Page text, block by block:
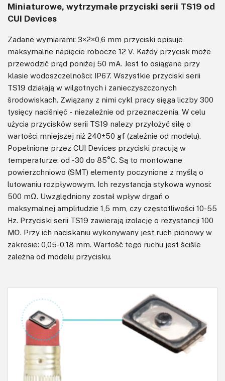
Miniaturowe, wytrzymałe przyciski serii TS19 od
CUI Devices
Zadane wymiarami: 3×2×0,6 mm przyciski opisuje
maksymalne napięcie robocze 12 V. Każdy przycisk może
przewodzić prąd poniżej 50 mA. Jest to osiągane przy
klasie wodoszczelności: IP67. Wszystkie przyciski serii
TS19 działają w wilgotnych i zanieczyszczonych
środowiskach. Związany z nimi cykl pracy sięga liczby 300
tysięcy naciśnięć - niezależnie od przeznaczenia. W celu
użycia przycisków serii TS19 nalezy przyłożyć siłę o
wartości mniejszej niż 240±50 gf (zależnie od modelu).
Popełnione przez CUI Devices przyciski pracują w
temperaturze: od -30 do 85°C. Są to montowane
powierzchniowo (SMT) elementy poczynione z myślą o
lutowaniu rozpływowym. Ich rezystancja stykowa wynosi:
500 mΩ. Uwzględniony został wpływ drgań o
maksymalnej amplitudzie 1,5 mm, czy częstotliwości 10-55
Hz. Przyciski serii TS19 zawierają izolację o rezystancji 100
MΩ. Przy ich naciskaniu wykonywany jest ruch pionowy w
zakresie: 0,05-0,18 mm. Wartość tego ruchu jest ściśle
zależna od modelu przycisku.